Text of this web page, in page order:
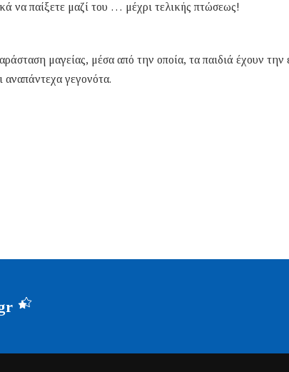
να παίξετε μαζί του … μέχρι τελικής πτώσεως!
μαγείας, μέσα από την οποία, τα παιδιά έχουν την
αναπάντεχα γεγονότα.